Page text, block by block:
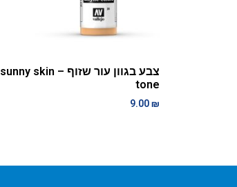
צבע בגוון עור שזוף – sunny skin
tone
9.00₪